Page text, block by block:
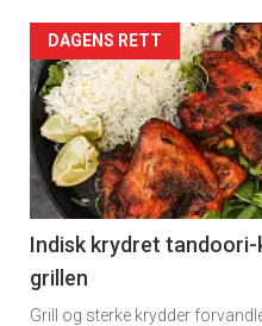
Artikler
detail
-
section
11
Dagens
DAGENS RETT
Indisk krydret tandoori-
grillen
Grill og sterke krydder